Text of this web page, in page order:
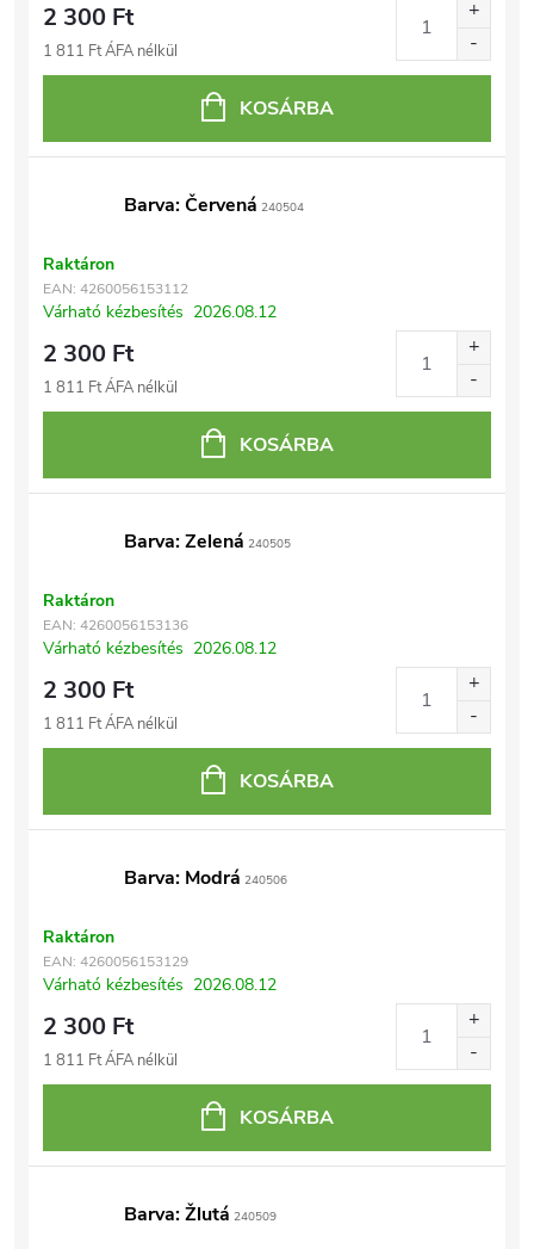
2 300 Ft
1 811 Ft ÁFA nélkül
KOSÁRBA
Barva: Červená 240504
Raktáron
EAN: 4260056153112
Várható kézbesítés 2026.08.12
2 300 Ft
1 811 Ft ÁFA nélkül
KOSÁRBA
Barva: Zelená 240505
Raktáron
EAN: 4260056153136
Várható kézbesítés 2026.08.12
2 300 Ft
1 811 Ft ÁFA nélkül
KOSÁRBA
Barva: Modrá 240506
Raktáron
EAN: 4260056153129
Várható kézbesítés 2026.08.12
2 300 Ft
1 811 Ft ÁFA nélkül
KOSÁRBA
Barva: Žlutá 240509